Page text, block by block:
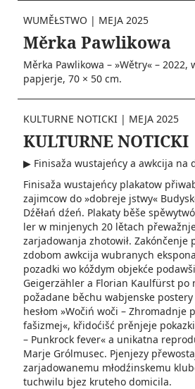
WUMĚŁSTWO | MEJA 2025
Měrka Pawlikowa
Měrka Pawlikowa – »Wětry« –
papjerje, 70 × 50 cm.
KULTURNE NOTICKI | MEJA 2025
KULTURNE NOTICKI
▶ Finisaža wustajeńcy a awkcija na
Finisaža wustajeńcy plakatow
zajimcow do »dobreje jstwy«
Dźěłań dźeń. Plakaty běše
ler w minjenych 20 lětach
zarjadowanja zhotowił. Zakónčenje
zdobom awkcija wubranych
pozadki wo kóždym objekće
Geigerzähler a Florian Kaulfürst po
požadane běchu wabjenske
hesłom »Wočiń woči – Zhromadnje
fašizmej«, křidoćišć prěnjeje
– Punkrock fever­« a unikatna
Marje Grólmusec. Pjenjezy
zarjadowanemu młodźinskemu
tuchwilu bjez kruteho domicila.